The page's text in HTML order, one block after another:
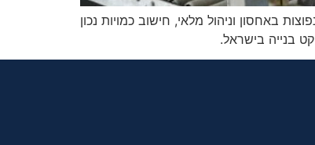
באחסון וניהול מלאי, חישוב כמויות נכון
בנייה בישראל.